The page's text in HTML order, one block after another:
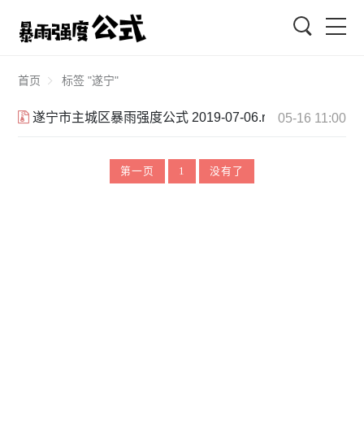
首页 标签 "遂宁"
遂宁市主城区暴雨强度公式 2019-07-06.rar 05-16 11:00
第一页 1 没有了